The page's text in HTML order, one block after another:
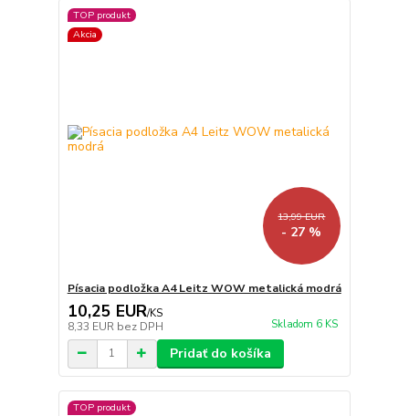
TOP produkt
Akcia
13,99 EUR
- 27 %
Písacia podložka A4 Leitz WOW metalická modrá
10,25 EUR/KS
8,33 EUR bez DPH Skladom 6 KS
Pridať do košíka
TOP produkt